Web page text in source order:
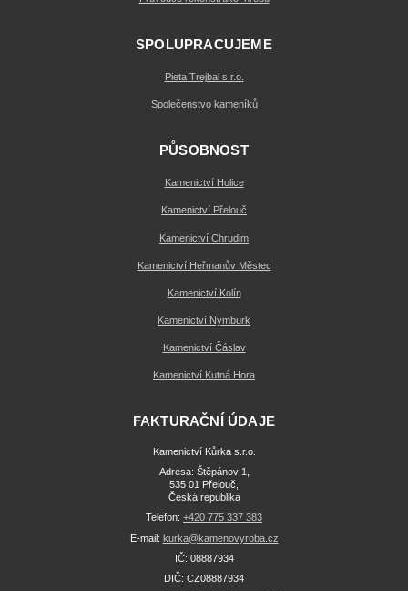
SPOLUPRACUJEME
Pieta Trejbal s.r.o.
Společenstvo kameníků
PŮSOBNOST
Kamenictví Holice
Kamenictví Přelouč
Kamenictví Chrudim
Kamenictví Heřmanův Městec
Kamenictví Kolín
Kamenictví Nymburk
Kamenictví Čáslav
Kamenictví Kutná Hora
FAKTURAČNÍ ÚDAJE
Kamenictví Kůrka s.r.o.
Adresa: Štěpánov 1,
535 01 Přelouč,
Česká republika
Telefon: +420 775 337 383
E-mail: kurka@kamenovyroba.cz
IČ: 08887934
DIČ: CZ08887934